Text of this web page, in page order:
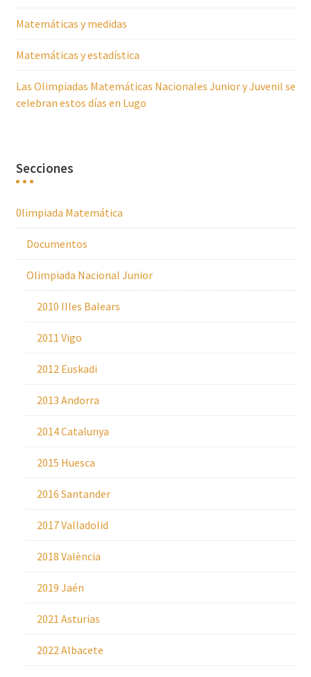
Matemáticas y medidas
Matemáticas y estadística
Las Olimpiadas Matemáticas Nacionales Junior y Juvenil se
celebran estos días en Lugo
Secciones
0limpiada Matemática
Documentos
Olimpiada Nacional Junior
2010 Illes Balears
2011 Vigo
2012 Euskadi
2013 Andorra
2014 Catalunya
2015 Huesca
2016 Santander
2017 Valladolid
2018 València
2019 Jaén
2021 Asturias
2022 Albacete